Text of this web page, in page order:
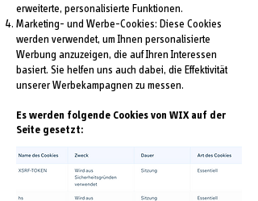
erweiterte, personalisierte Funktionen.
Marketing- und Werbe-Cookies: Diese Cookies
werden verwendet, um Ihnen personalisierte
Werbung anzuzeigen, die auf Ihren Interessen
basiert. Sie helfen uns auch dabei, die Effektivität
unserer Werbekampagnen zu messen.
Es werden folgende Cookies von WIX auf der
Seite gesetzt: